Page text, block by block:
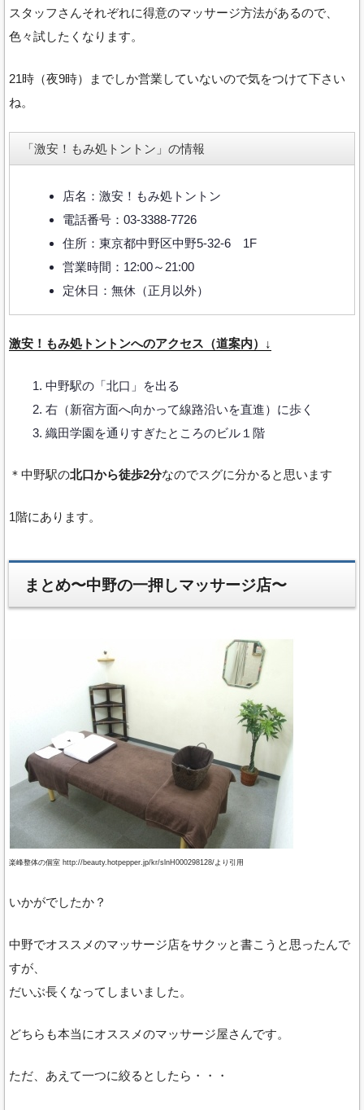
スタッフさんそれぞれに得意のマッサージ方法があるので、
色々試したくなります。
21時（夜9時）までしか営業していないので気をつけて下さい
ね。
「激安！もみ処トントン」の情報
店名：激安！もみ処トントン
電話番号：03-3388-7726
住所：東京都中野区中野5-32-6 1F
営業時間：12:00～21:00
定休日：無休（正月以外）
激安！もみ処トントンへのアクセス（道案内）↓
中野駅の「北口」を出る
右（新宿方面へ向かって線路沿いを直進）に歩く
織田学園を通りすぎたところのビル１階
＊中野駅の北口から徒歩2分なのでスグに分かると思います
1階にあります。
まとめ〜中野の一押しマッサージ店〜
楽峰整体の個室 http://beauty.hotpepper.jp/kr/slnH000298128/より引用
いかがでしたか？
中野でオススメのマッサージ店をサクッと書こうと思ったんで
すが、
だいぶ長くなってしまいました。
どちらも本当にオススメのマッサージ屋さんです。
ただ、あえて一つに絞るとしたら・・・